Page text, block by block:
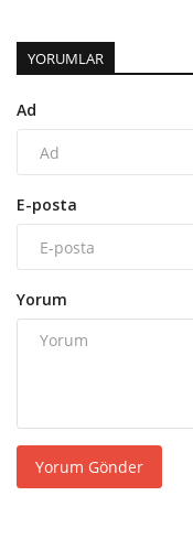
YORUMLAR
Ad
E-posta
Yorum
Yorum Gönder